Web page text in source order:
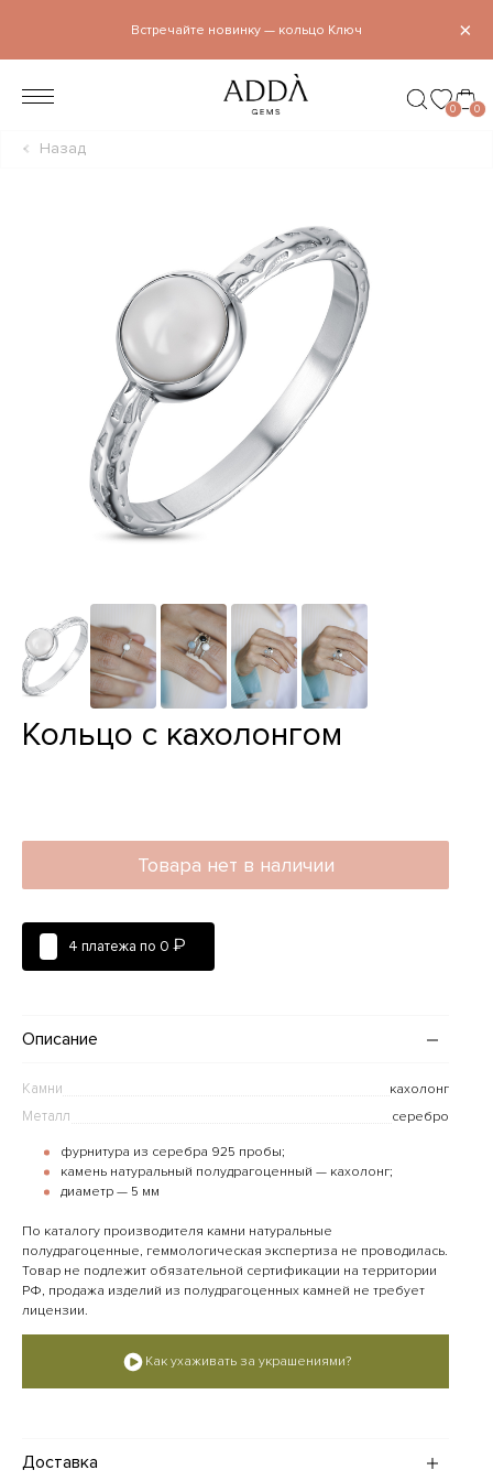
×
Встречайте новинку — кольцо Ключ
0 0
Назад
Кольцо с кахолонгом
Товара нет в наличии
4 платежа по 0 ₽
Описание
Камни кахолонг
Металл серебро
фурнитура из серебра 925 пробы;
камень натуральный полудрагоценный — кахолонг;
диаметр — 5 мм
По каталогу производителя камни натуральные
полудрагоценные, геммологическая экспертиза не проводилась.
Товар не подлежит обязательной сертификации на территории
РФ, продажа изделий из полудрагоценных камней не требует
лицензии.
Как ухаживать за украшениями?
Доставка